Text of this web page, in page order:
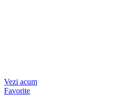
Vezi acum
Favorite